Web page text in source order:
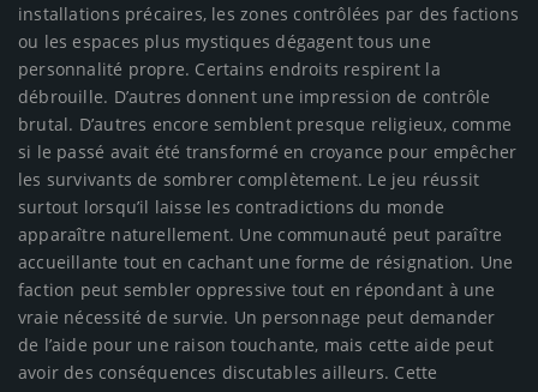
installations précaires, les zones contrôlées par des factions
ou les espaces plus mystiques dégagent tous une
personnalité propre. Certains endroits respirent la
débrouille. D’autres donnent une impression de contrôle
brutal. D’autres encore semblent presque religieux, comme
si le passé avait été transformé en croyance pour empêcher
les survivants de sombrer complètement. Le jeu réussit
surtout lorsqu’il laisse les contradictions du monde
apparaître naturellement. Une communauté peut paraître
accueillante tout en cachant une forme de résignation. Une
faction peut sembler oppressive tout en répondant à une
vraie nécessité de survie. Un personnage peut demander
de l’aide pour une raison touchante, mais cette aide peut
avoir des conséquences discutables ailleurs. Cette